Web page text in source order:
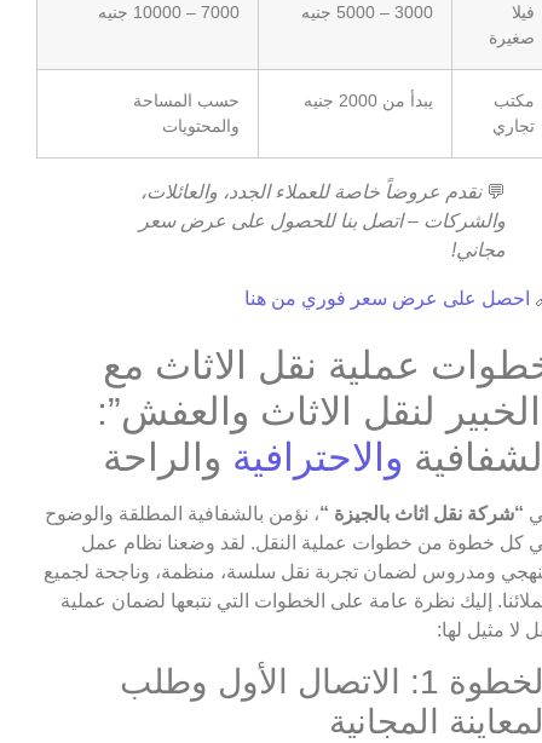
فيلا
صغيرة
3000 – 5000 جنيه 7000 – 10000 جنيه
مكتب
تجاري
يبدأ من 2000 جنيه
حسب المساحة
والمحتويات
💬نقدم عروضاً خاصة للعملاء الجدد، والعائلات،
والشركات – اتصل بنا للحصول على عرض سعر
مجاني!
احصل على عرض سعر فوري من هنا
عملية نقل الاثاث مع
لنقل الاثاث والعفش”:
والاحترافية والراحة
“شركة نقل اثاث بالجيزة “، نؤمن بالشفافية المطلقة والوضوح
كل خطوة من خطوات عملية النقل. لقد وضعنا نظام عمل
ومدروس لضمان تجربة نقل سلسة، منظمة، وناجحة لجميع
إليك نظرة عامة على الخطوات التي نتبعها لضمان عملية
لا مثيل لها:
الخطوة 1: الاتصال الأول وطلب
المجانية